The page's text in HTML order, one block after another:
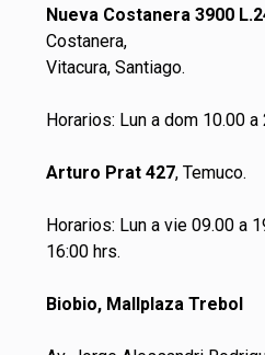
Nueva Costanera 3900
Costanera,
Vitacura, Santiago.
Horarios: Lun a dom 10.00 a
Arturo Prat 427, Temuco.
Horarios: Lun a vie 09.00 a
16:00 hrs.
Biobio, Mallplaza Trebol